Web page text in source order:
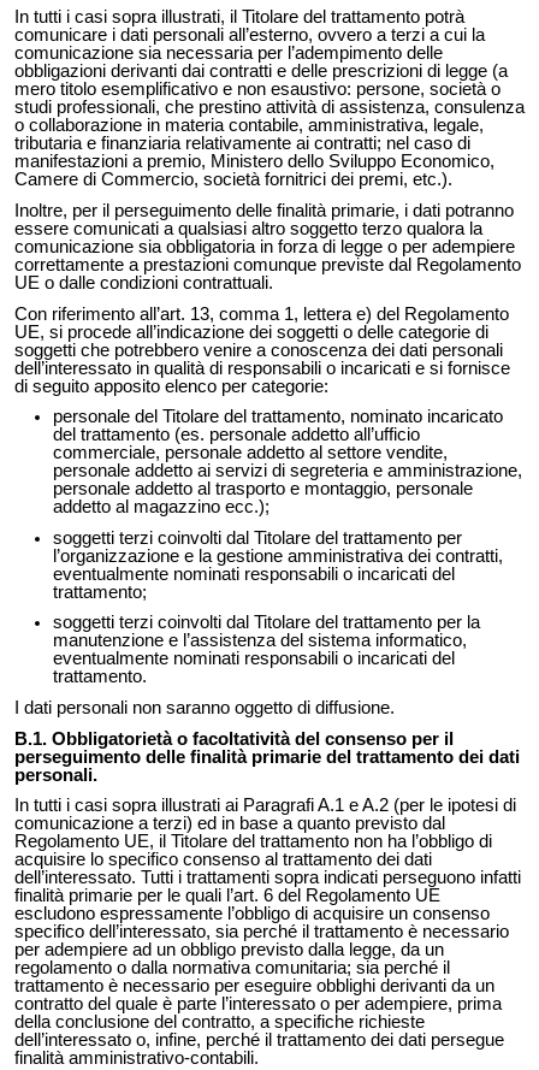
In tutti i casi sopra illustrati, il Titolare del trattamento potrà
comunicare i dati personali all’esterno, ovvero a terzi a cui la
comunicazione sia necessaria per l’adempimento delle
obbligazioni derivanti dai contratti e delle prescrizioni di legge (a
mero titolo esemplificativo e non esaustivo: persone, società o
studi professionali, che prestino attività di assistenza, consulenza
o collaborazione in materia contabile, amministrativa, legale,
tributaria e finanziaria relativamente ai contratti; nel caso di
manifestazioni a premio, Ministero dello Sviluppo Economico,
Camere di Commercio, società fornitrici dei premi, etc.).
Inoltre, per il perseguimento delle finalità primarie, i dati potranno
essere comunicati a qualsiasi altro soggetto terzo qualora la
comunicazione sia obbligatoria in forza di legge o per adempiere
correttamente a prestazioni comunque previste dal Regolamento
UE o dalle condizioni contrattuali.
Con riferimento all’art. 13, comma 1, lettera e) del Regolamento
UE, si procede all’indicazione dei soggetti o delle categorie di
soggetti che potrebbero venire a conoscenza dei dati personali
dell’interessato in qualità di responsabili o incaricati e si fornisce
di seguito apposito elenco per categorie:
personale del Titolare del trattamento, nominato incaricato
del trattamento (es. personale addetto all’ufficio
commerciale, personale addetto al settore vendite,
personale addetto ai servizi di segreteria e amministrazione,
personale addetto al trasporto e montaggio, personale
addetto al magazzino ecc.);
soggetti terzi coinvolti dal Titolare del trattamento per
l’organizzazione e la gestione amministrativa dei contratti,
eventualmente nominati responsabili o incaricati del
trattamento;
soggetti terzi coinvolti dal Titolare del trattamento per la
manutenzione e l’assistenza del sistema informatico,
eventualmente nominati responsabili o incaricati del
trattamento.
I dati personali non saranno oggetto di diffusione.
B.1. Obbligatorietà o facoltatività del consenso per il
perseguimento delle finalità primarie del trattamento dei dati
personali.
In tutti i casi sopra illustrati ai Paragrafi A.1 e A.2 (per le ipotesi di
comunicazione a terzi) ed in base a quanto previsto dal
Regolamento UE, il Titolare del trattamento non ha l’obbligo di
acquisire lo specifico consenso al trattamento dei dati
dell’interessato. Tutti i trattamenti sopra indicati perseguono infatti
finalità primarie per le quali l’art. 6 del Regolamento UE
escludono espressamente l’obbligo di acquisire un consenso
specifico dell’interessato, sia perché il trattamento è necessario
per adempiere ad un obbligo previsto dalla legge, da un
regolamento o dalla normativa comunitaria; sia perché il
trattamento è necessario per eseguire obblighi derivanti da un
contratto del quale è parte l’interessato o per adempiere, prima
della conclusione del contratto, a specifiche richieste
dell’interessato o, infine, perché il trattamento dei dati persegue
finalità amministrativo-contabili.